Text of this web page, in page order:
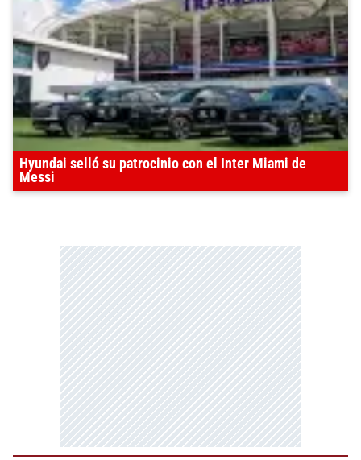
Hyundai selló su patrocinio con el Inter Miami de
Messi